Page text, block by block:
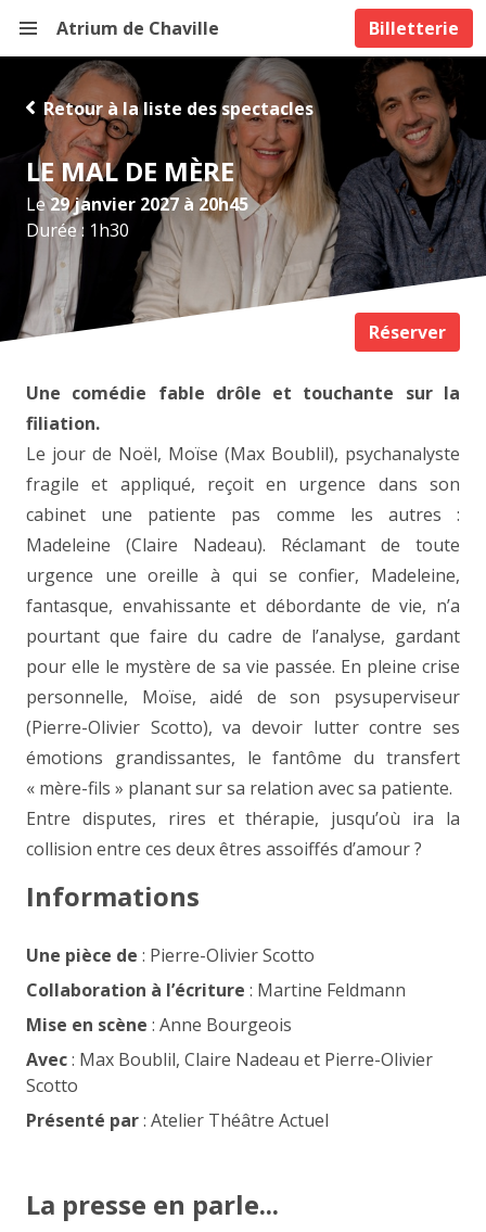
Atrium de Chaville Billetterie
Retour à la liste des spectacles
LE MAL DE MÈRE
Le29 janvier 2027 à 20h45
Durée : 1h30
Réserver
Une comédie fable drôle et touchante sur la
filiation.
Le jour de Noël, Moïse (Max Boublil), psychanalyste
fragile et appliqué, reçoit en urgence dans son
cabinet une patiente pas comme les autres :
Madeleine (Claire Nadeau). Réclamant de toute
urgence une oreille à qui se confier, Madeleine,
fantasque, envahissante et débordante de vie, n’a
pourtant que faire du cadre de l’analyse, gardant
pour elle le mystère de sa vie passée. En pleine crise
personnelle, Moïse, aidé de son psysuperviseur
(Pierre-Olivier Scotto), va devoir lutter contre ses
émotions grandissantes, le fantôme du transfert
« mère-fils » planant sur sa relation avec sa patiente.
Entre disputes, rires et thérapie, jusqu’où ira la
collision entre ces deux êtres assoiffés d’amour ?
Informations
Une pièce de : Pierre-Olivier Scotto
Collaboration à l’écriture : Martine Feldmann
Mise en scène : Anne Bourgeois
Avec: Max Boublil, Claire Nadeau et Pierre-Olivier
Scotto
Présenté par: Atelier Théâtre Actuel
La presse en parle...